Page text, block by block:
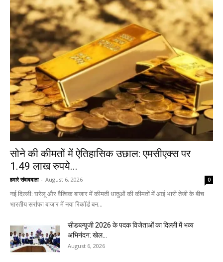
सोने की कीमतों में ऐतिहासिक उछाल: एमसीएक्स पर
1.49 लाख रुपये...
हमारे संवाददाता - August 6, 2026 0
नई दिल्ली: घरेलू और वैश्विक बाजार में कीमती धातुओं की कीमतों में आई भारी तेजी के बीच
भारतीय सर्राफा बाजार में नया रिकॉर्ड बन...
सीडब्ल्यूजी 2026 के पदक विजेताओं का दिल्ली में भव्य
अभिनंदन: खेल...
August 6, 2026